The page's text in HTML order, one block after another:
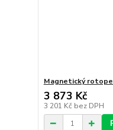
Magnetický
3 873 Kč
3 201 Kč bez DPH